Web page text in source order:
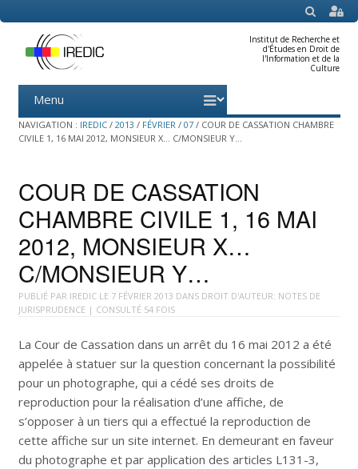
SEARCH
Institut de Recherche et
d'Études en Droit de
l'Information et de la
Culture
Menu
content
NAVIGATION : IREDIC / 2013 / FÉVRIER / 07 / COUR DE CASSATION CHAMBRE
CIVILE 1, 16 MAI 2012, MONSIEUR X… C/MONSIEUR Y…
COUR DE CASSATION
CHAMBRE CIVILE 1, 16 MAI
2012, MONSIEUR X…
C/MONSIEUR Y…
PUBLIÉ PAR IREDICLE 7 FÉVRIER 2013 DANS DROIT D'AUTEUR: NOTES DE
JURISPRUDENCE | CONSULTÉ 54 FOIS
La Cour de Cassation dans un arrêt du 16 mai 2012 a été
appelée à statuer sur la question concernant la possibilité
pour un photographe, qui a cédé ses droits de
reproduction pour la réalisation d’une affiche, de
s’opposer à un tiers qui a effectué la reproduction de
cette affiche sur un site internet. En demeurant en faveur
du photographe et par application des articles L131-3,